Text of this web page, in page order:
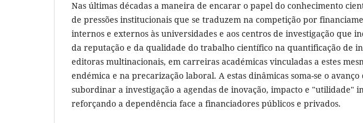
Nas últimas décadas a maneira de encarar o papel do conhecimento
de pressões institucionais que se traduzem na competição por
internos e externos às universidades e aos centros de investigação que
da reputação e da qualidade do trabalho científico na quantificação de
editoras multinacionais, em carreiras académicas vinculadas a estes
endémica e na precarização laboral. A estas dinâmicas soma-se o
subordinar a investigação a agendas de inovação, impacto e "utilidade"
reforçando a dependência face a financiadores públicos e privados.